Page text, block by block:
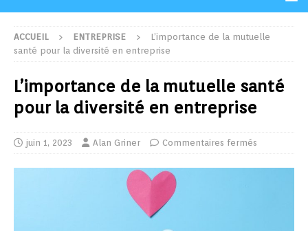
ACCUEIL ENTREPRISE
L’importance de la mutuelle
santé pour la diversité en entreprise
L’importance de la mutuelle santé
pour la diversité en entreprise
juin 1, 2023 Alan Griner Commentaires fermés